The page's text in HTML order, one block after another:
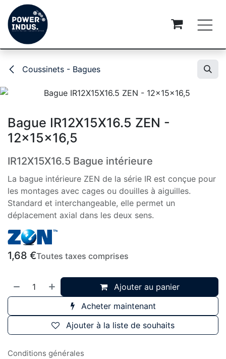
Se rendre au contenu
Coussinets - Bagues
Bague IR12X15X16.5 ZEN -
12x15x16,5
IR12X15X16.5 Bague intérieure
La bague intérieure ZEN de la série IR est conçue pour
les montages avec cages ou douilles à aiguilles.
Standard et interchangeable, elle permet un
déplacement axial dans les deux sens.
1,68 €Toutes taxes comprises
Ajouter au panier
Acheter maintenant
Ajouter à la liste de souhaits
Conditions générales